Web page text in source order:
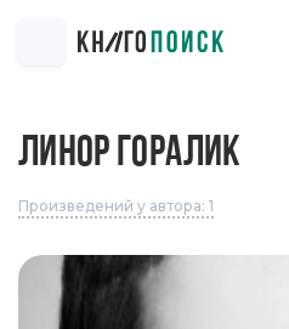
ЛИНОР ГОРАЛИК
Произведений у автора: 1